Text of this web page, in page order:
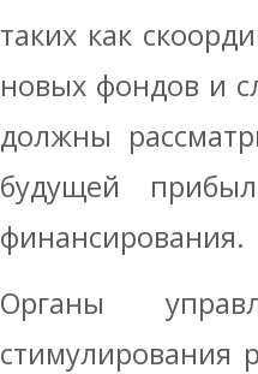
таких как
новых фондов и
должны
будущей
финансирования.
Органы
стимулирования